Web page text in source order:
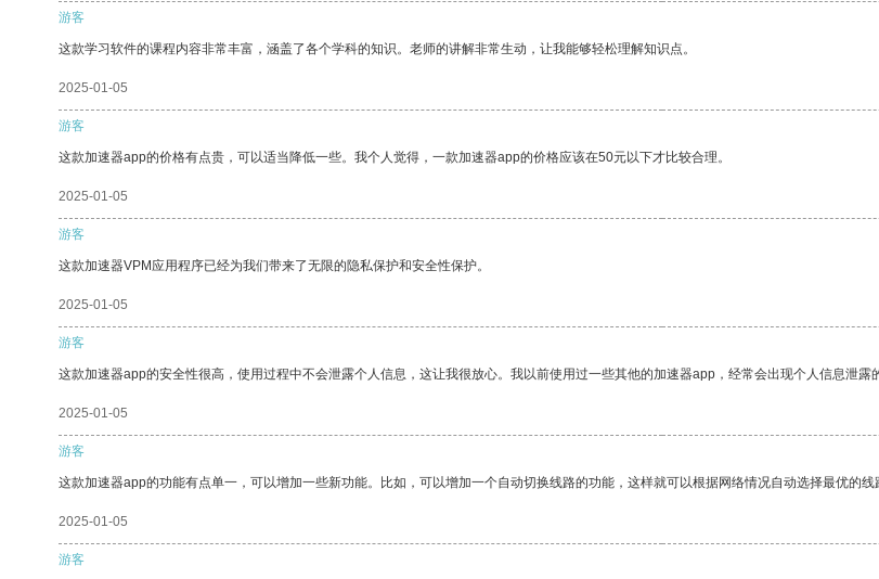
游客
这款学习软件的课程内容非常丰富，涵盖了各个学科的知识。老师的讲解非常生动，让我能够轻松理解知识点。
2025-01-05
游客
这款加速器app的价格有点贵，可以适当降低一些。我个人觉得，一款加速器app的价格应该在50元以下才比较合理。
2025-01-05
游客
这款加速器VPM应用程序已经为我们带来了无限的隐私保护和安全性保护。
2025-01-05
游客
这款加速器app的安全性很高，使用过程中不会泄露个人信息，这让我很放心。我以前使用过一些其他的加速器app，经常会出现个人信息泄露
2025-01-05
游客
这款加速器app的功能有点单一，可以增加一些新功能。比如，可以增加一个自动切换线路的功能，这样就可以根据网络情况自动选择最优的线
2025-01-05
游客